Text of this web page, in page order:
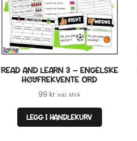
READ AND LEARN 3 – ENGELSKE
HØYFREKVENTE ORD
99kr inkl. MVA
LEGG I HANDLEKURV